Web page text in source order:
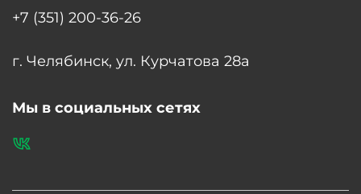
+7 (351) 200-36-26
г. Челябинск, ул. Курчатова 28а
Мы в социальных сетях